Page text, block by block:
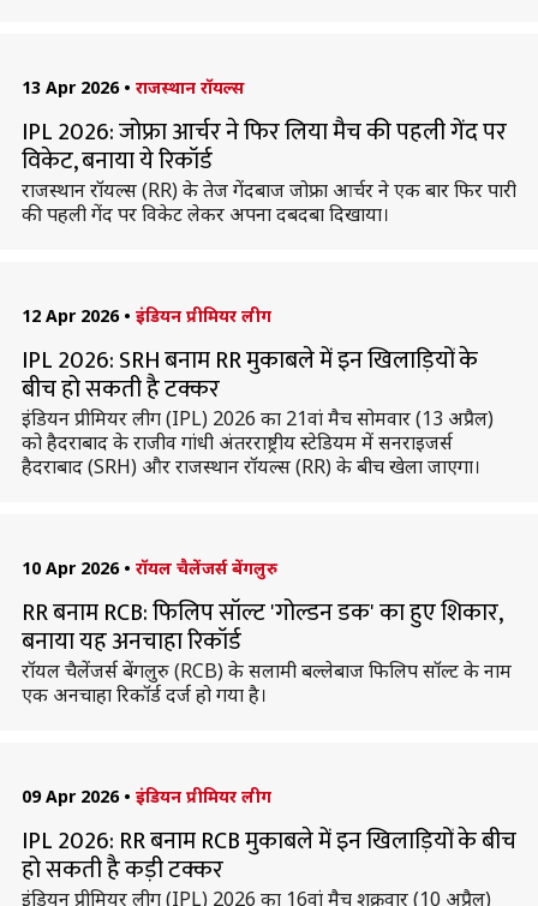
13 Apr 2026 • राजस्थान रॉयल्स
IPL 2026: जोफ्रा आर्चर ने फिर लिया मैच की पहली गेंद पर
विकेट, बनाया ये रिकॉर्ड
राजस्थान रॉयल्स (RR) के तेज गेंदबाज जोफ्रा आर्चर ने एक बार फिर पारी
की पहली गेंद पर विकेट लेकर अपना दबदबा दिखाया।
12 Apr 2026 • इंडियन प्रीमियर लीग
IPL 2026: SRH बनाम RR मुकाबले में इन खिलाड़ियों के
बीच हो सकती है टक्कर
इंडियन प्रीमियर लीग (IPL) 2026 का 21वां मैच सोमवार (13 अप्रैल)
को हैदराबाद के राजीव गांधी अंतरराष्ट्रीय स्टेडियम में सनराइजर्स
हैदराबाद (SRH) और राजस्थान रॉयल्स (RR) के बीच खेला जाएगा।
10 Apr 2026 • रॉयल चैलेंजर्स बेंगलुरु
RR बनाम RCB: फिलिप सॉल्ट 'गोल्डन डक' का हुए शिकार,
बनाया यह अनचाहा रिकॉर्ड
रॉयल चैलेंजर्स बेंगलुरु (RCB) के सलामी बल्लेबाज फिलिप सॉल्ट के नाम
एक अनचाहा रिकॉर्ड दर्ज हो गया है।
09 Apr 2026 • इंडियन प्रीमियर लीग
IPL 2026: RR बनाम RCB मुकाबले में इन खिलाड़ियों के बीच
हो सकती है कड़ी टक्कर
इंडियन प्रीमियर लीग (IPL) 2026 का 16वां मैच शुक्रवार (10 अप्रैल)